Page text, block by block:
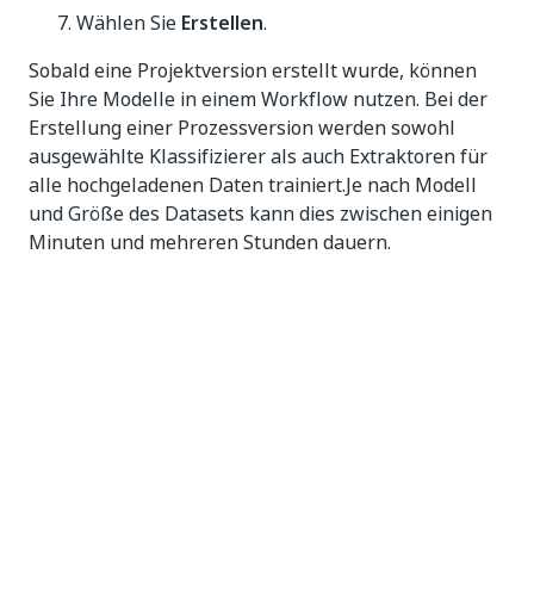
Wählen Sie Erstellen.
Sobald eine Projektversion erstellt wurde, können
Sie Ihre Modelle in einem Workflow nutzen. Bei der
Erstellung einer Prozessversion werden sowohl
ausgewählte Klassifizierer als auch Extraktoren für
alle hochgeladenen Daten trainiert.Je nach Modell
und Größe des Datasets kann dies zwischen einigen
Minuten und mehreren Stunden dauern.